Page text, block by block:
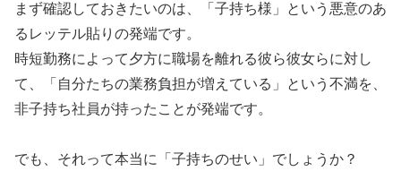
まず確認しておきたいのは、「子持ち様」という悪意のあ
るレッテル貼りの発端です。
時短勤務によって夕方に職場を離れる彼ら彼女らに対し
て、「自分たちの業務負担が増えている」という不満を、
非子持ち社員が持ったことが発端です。
でも、それって本当に「子持ちのせい」でしょうか？